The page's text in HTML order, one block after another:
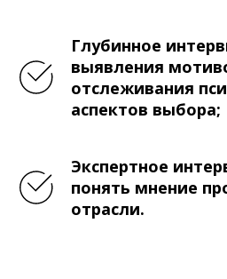
Глубинное
выявления
отслеживания
аспектов выбора;
Экспертное
понять мнение
отрасли.